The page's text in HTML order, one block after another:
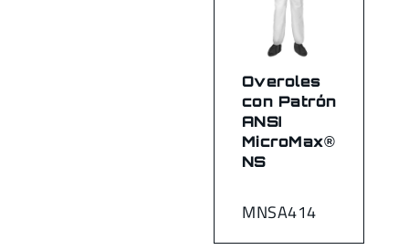
MNSA414
Overoles
con Patrón
ANSI
MicroMax®
NS